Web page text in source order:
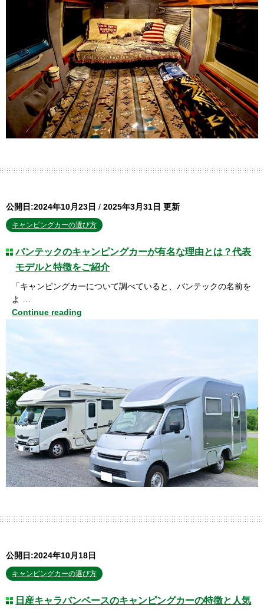
公開日:2024年10月23日 / 2025年3月31日 更新
キャンピングカーの選び方
バンテックのキャンピングカーが有名な理由とは？代表
モデルと特徴をご紹介
「キャンピングカーについて調べていると、バンテックの名前を
よ …
Continue reading
公開日:2024年10月18日
キャンピングカーの選び方
日産キャラバンベースのキャンピングカーの特徴と人気